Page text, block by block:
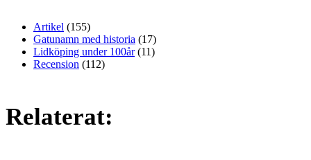
Artikel (155)
Gatunamn med historia (17)
Lidköping under 100år(11)
Recension (112)
Relaterat: